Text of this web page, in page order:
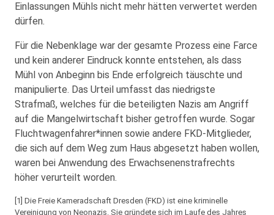
Einlassungen Mühls nicht mehr hätten verwertet werden
dürfen.
Für die Nebenklage war der gesamte Prozess eine Farce
und kein anderer Eindruck konnte entstehen, als dass
Mühl von Anbeginn bis Ende erfolgreich täuschte und
manipulierte. Das Urteil umfasst das niedrigste
Strafmaß, welches für die beteiligten Nazis am Angriff
auf die Mangelwirtschaft bisher getroffen wurde. Sogar
Fluchtwagenfahrer*innen sowie andere FKD-Mitglieder,
die sich auf dem Weg zum Haus abgesetzt haben wollen,
waren bei Anwendung des Erwachsenenstrafrechts
höher verurteilt worden.
[1] Die Freie Kameradschaft Dresden (FKD) ist eine kriminelle
Vereinigung von Neonazis. Sie gründete sich im Laufe des Jahres